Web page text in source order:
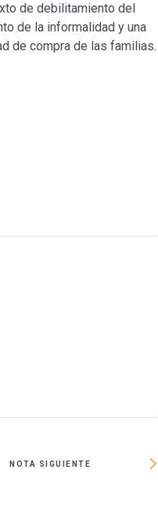
de debilitamiento del
de la informalidad y una
de compra de las familias.
NOTA SIGUIENTE